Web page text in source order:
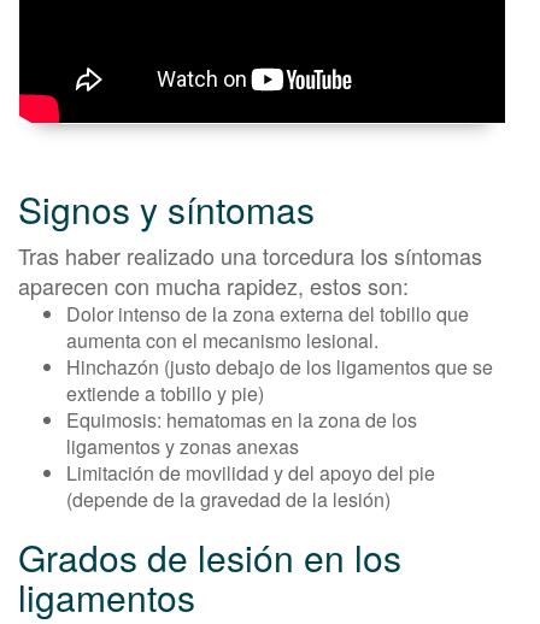
Signos y síntomas
Tras haber realizado una torcedura los síntomas
aparecen con mucha rapidez, estos son:
Dolor intenso de la zona externa del tobillo que
aumenta con el mecanismo lesional.
Hinchazón (justo debajo de los ligamentos que se
extiende a tobillo y pie)
Equimosis: hematomas en la zona de los
ligamentos y zonas anexas
Limitación de movilidad y del apoyo del pie
(depende de la gravedad de la lesión)
Grados de lesión en los
ligamentos